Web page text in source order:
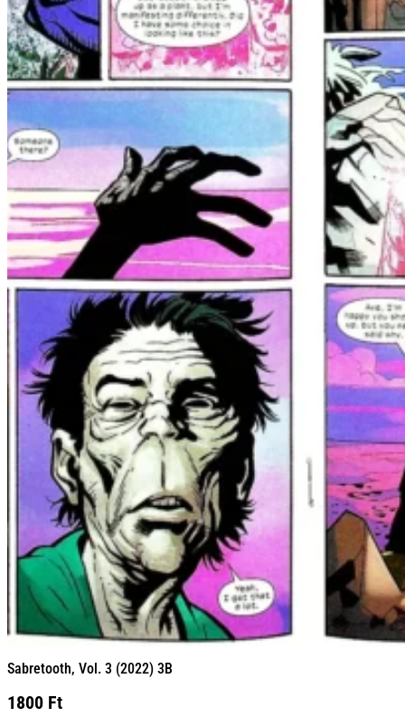
Sabretooth, Vol. 3 (2022) 3B
1800 Ft